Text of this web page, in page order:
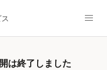
は終了しました